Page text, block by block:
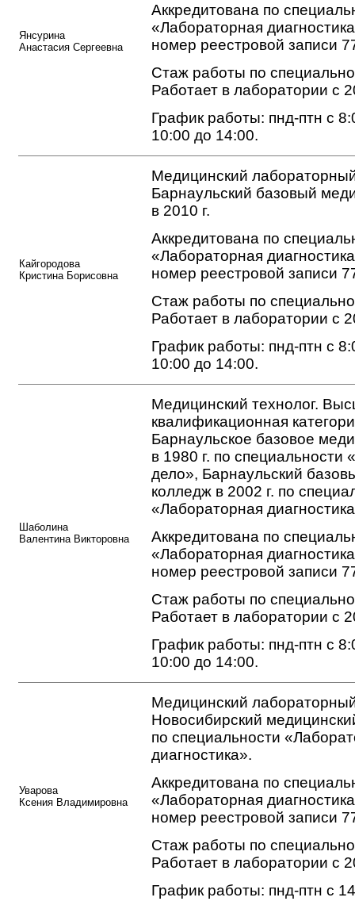
Янсурина
Анастасия Сергеевна
Аккредитована по
«Лабораторная
номер реестровой записи
Стаж работы по
Работает в лаборатории с
График работы: пнд-птн с
10:00 до 14:00.
Кайгородова
Кристина Борисовна
Медицинский
Барнаульский базовый
в 2010 г.
Аккредитована по
«Лабораторная
номер реестровой записи
Стаж работы по
Работает в лаборатории с
График работы: пнд-птн с
10:00 до 14:00.
Шаболина
Валентина Викторовна
Медицинский технолог.
квалификационная
Барнаульское базовое
в 1980 г. по специальности
дело», Барнаульский
колледж в 2002 г. по
«Лабораторная
Аккредитована по
«Лабораторная
номер реестровой записи
Стаж работы по
Работает в лаборатории с
График работы: пнд-птн с
10:00 до 14:00.
Уварова
Ксения Владимировна
Медицинский
Новосибирский
по специальности
диагностика».
Аккредитована по
«Лабораторная
номер реестровой записи
Стаж работы по
Работает в лаборатории с
График работы: пнд-птн с